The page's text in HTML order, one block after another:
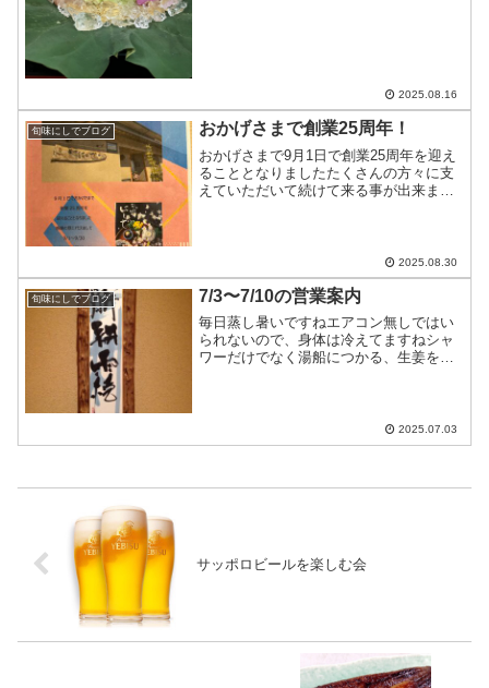
2025.08.16
旬味にしでブログ おかげさまで創業25周年！
おかげさまで9月1日で創業25周年を迎え
ることとなりましたたくさんの方々に支
えていただいて続けて来る事が出来まし
2025.08.30
旬味にしでブログ 7/3〜7/10の営業案内
毎日蒸し暑いですねエアコン無しではい
られないので、身体は冷えてますねシャ
ワーだけでなく湯船につかる、生姜を意
2025.07.03
サッポロビールを楽しむ会